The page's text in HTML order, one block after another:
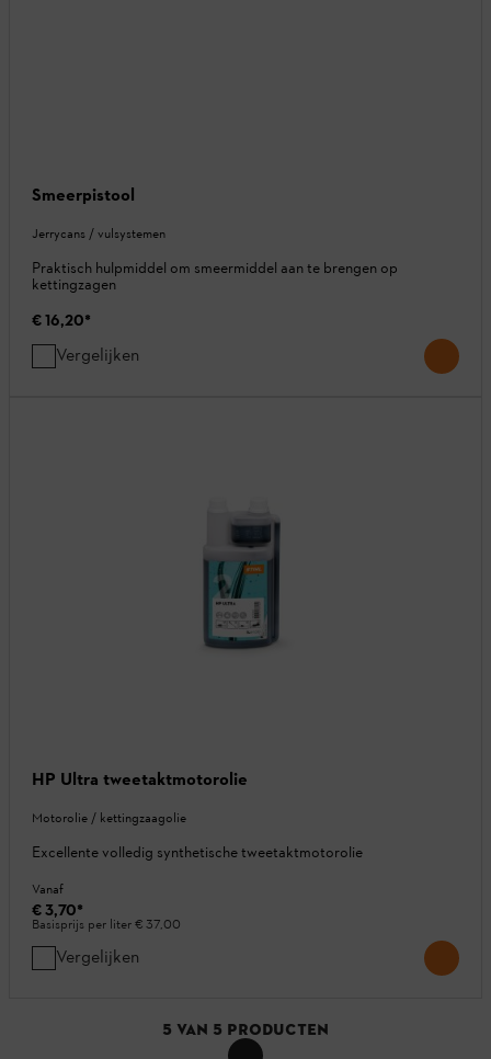
Smeerpistool
Jerrycans / vulsystemen
Praktisch hulpmiddel om smeermiddel aan te brengen op
kettingzagen
€ 16,20*
Vergelijken
HP Ultra tweetaktmotorolie
Motorolie / kettingzaagolie
Excellente volledig synthetische tweetaktmotorolie
Vanaf
€ 3,70*
Basisprijs per liter€ 37,00
Vergelijken
5 VAN 5 PRODUCTEN